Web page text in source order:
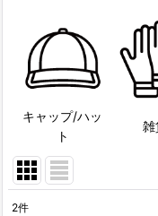
キャップ/ハッ
ト
雑
2件